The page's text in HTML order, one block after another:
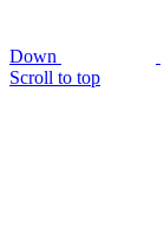
Down
Scroll to top